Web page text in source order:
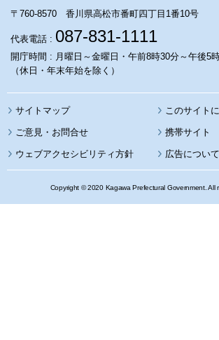
〒760-8570 香川県高松市番町四丁目1番10号
代表電話 : 087-831-1111
開庁時間 : 月曜日～金曜日・午前8時30分～午後5
（休日・年末年始を除く）
サイトマップ このサイト
携帯サイト
ウェブアクセシビリティ方針 広告について
Copyright © 2020 Kagawa Prefectural Government. All